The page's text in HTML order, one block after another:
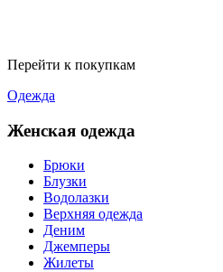
Перейти к покупкам
Одежда
Женская одежда
Брюки
Блузки
Водолазки
Верхняя одежда
Деним
Джемперы
Жилеты